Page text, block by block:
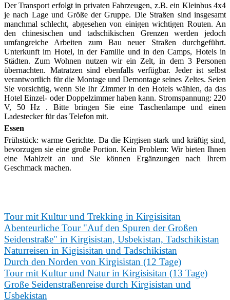
Der Transport erfolgt in privaten Fahrzeugen, z.B. ein Kleinbus 4x4
je nach Lage und Größe der Gruppe. Die Straßen sind insgesamt
manchmal schlecht, abgesehen von einigen wichtigen Routen. An
den chinesischen und tadschikischen Grenzen werden jedoch
umfangreiche Arbeiten zum Bau neuer Straßen durchgeführt.
Unterkunft im Hotel, in der Familie und in den Camps, Hotels in
Städten. Zum Wohnen nutzen wir ein Zelt, in dem 3 Personen
übernachten. Matratzen sind ebenfalls verfügbar. Jeder ist selbst
verantwortlich für die Montage und Demontage seines Zeltes. Seien
Sie vorsichtig, wenn Sie Ihr Zimmer in den Hotels wählen, da das
Hotel Einzel- oder Doppelzimmer haben kann. Stromspannung: 220
V, 50 Hz . Bitte bringen Sie eine Taschenlampe und einen
Ladestecker für das Telefon mit.
Essen
Frühstück: warme Gerichte. Da die Kirgisen stark und kräftig sind,
bevorzugen sie eine große Portion. Kein Problem: Wir bieten Ihnen
eine Mahlzeit an und Sie können Ergänzungen nach Ihrem
Geschmack machen.
Tour mit Kultur und Trekking in Kirgisisitan
Abenteurliche Tour "Auf den Spuren der Großen
Seidenstraße" in Kirgisistan, Usbekistan, Tadschikistan
Naturreisen in Kigisisitan und Tadschikistan
Durch den Norden von Kirgisistan (12 Tage)
Tour mit Kultur und Natur in Kirgisisitan (13 Tage)
Große Seidenstraßenreise durch Kirgisistan und
Usbekistan